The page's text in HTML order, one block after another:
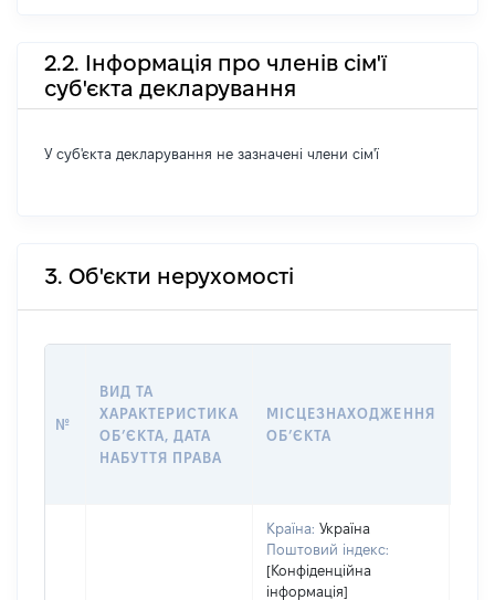
2.2. Інформація про членів сім'ї
суб'єкта декларування
У суб'єкта декларування не зазначені члени сім'ї
3. Об'єкти нерухомості
№
ВИД ТА
ХАРАКТЕРИСТИКА
ОБʼЄКТА, ДАТА
НАБУТТЯ ПРАВА
МІСЦЕЗНАХОДЖЕННЯ
ОБʼЄКТА
Країна: Україна
Поштовий індекс:
[Конфіденційна
інформація]